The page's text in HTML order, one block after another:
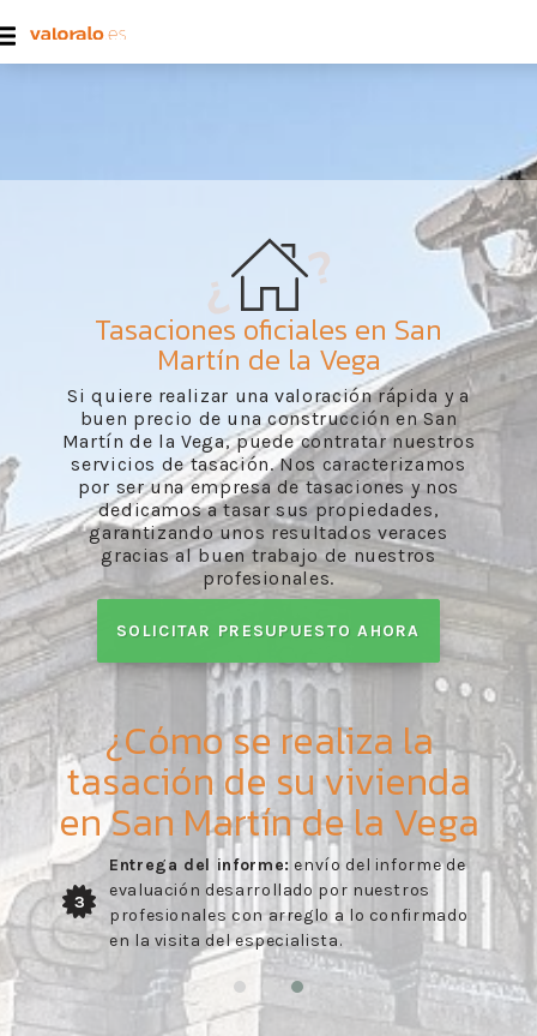
Tasaciones oficiales en San
Martín de la Vega
Si quiere realizar una valoración rápida y a
buen precio de una construcción en San
Martín de la Vega, puede contratar nuestros
servicios de tasación. Nos caracterizamos
por ser una empresa de tasaciones y nos
dedicamos a tasar sus propiedades,
garantizando unos resultados veraces
gracias al buen trabajo de nuestros
profesionales.
SOLICITAR PRESUPUESTO AHORA
¿Cómo se realiza la
tasación de su vivienda
en San Martín de la Vega
3
Entrega del informe: envío del informe de
evaluación desarrollado por nuestros
profesionales con arreglo a lo confirmado
en la visita del especialista.